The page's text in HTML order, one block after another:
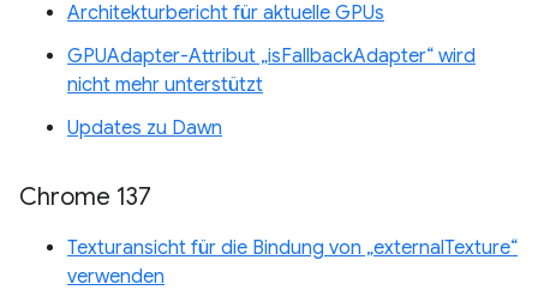
Architekturbericht für aktuelle GPUs
GPUAdapter-Attribut „isFallbackAdapter“ wird
nicht mehr unterstützt
Updates zu Dawn
Chrome 137
Texturansicht für die Bindung von „externalTexture“
verwenden